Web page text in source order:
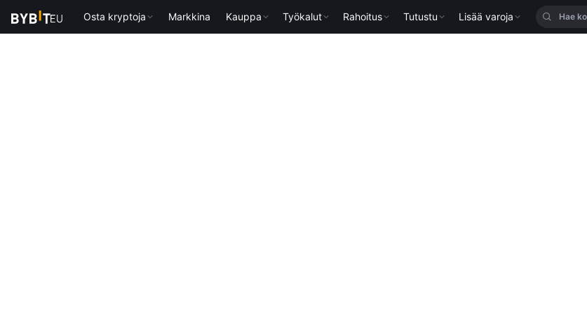
Osta kryptoja Markkina Kauppa Työkalut Rahoitus Tutustu Lisää varoja